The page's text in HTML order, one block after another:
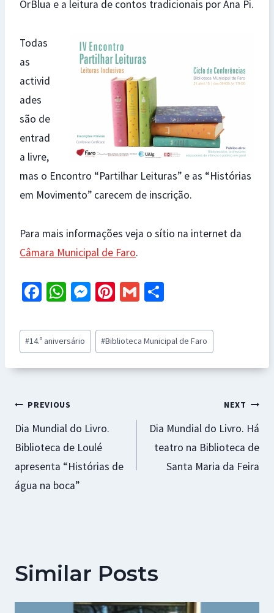
OrBlua e a leitura de contos tradicionais por Ana Pi.
Todas
as
activid
ades
são de
entrad
a livre,
mas o Encontro “Partilhar Leituras” e as “Histórias
em Movimento” carecem de inscrição.
Para mais informações veja o sítio na internet da
Câmara Municipal de Faro.
Fa
b
o
o
W
at
sA
p
M
se
n
ge
Pi
er
es
t
G
ai
l
ar
e
Post
Tags:
#14.º aniversário #Biblioteca Municipal de Faro
Navegação
de
artigos
PREVIOUS
Dia Mundial do Livro.
Biblioteca de Loulé
apresenta “Histórias de
água na boca”
NEXT
Dia Mundial do Livro. Há
teatro na Biblioteca de
Santa Maria da Feira
Similar Posts